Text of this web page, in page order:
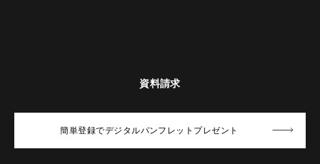
資料請求
簡単登録でデジタルパンフレットプレゼント